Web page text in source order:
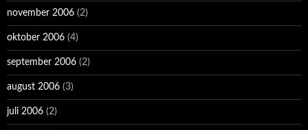
november 2006 (2)
oktober 2006 (4)
september 2006 (2)
august 2006 (3)
juli 2006 (2)